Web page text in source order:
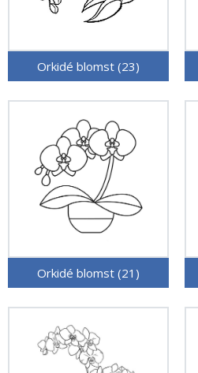
Orkidé blomst (23)
Orkidé blomst (21)